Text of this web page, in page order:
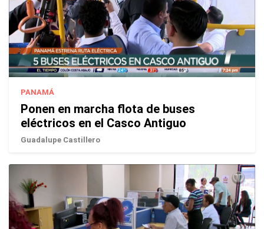
PANAMÁ
Ponen en marcha flota de buses
eléctricos en el Casco Antiguo
Guadalupe Castillero